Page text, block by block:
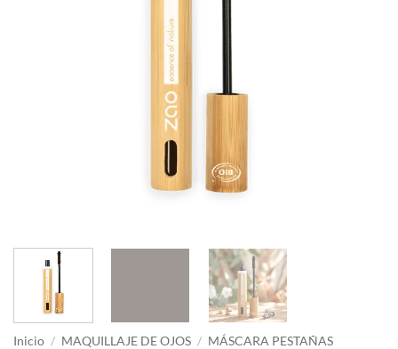
Inicio / MAQUILLAJE DE OJOS / MÁSCARA PESTAÑAS